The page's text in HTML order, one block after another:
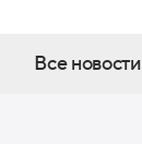
Все новости